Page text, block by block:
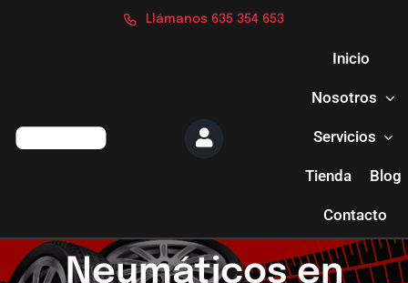
Llámanos 635 354 653
Inicio
Nosotros
Servicios
Tienda Blog
Contacto
Neumáticos en